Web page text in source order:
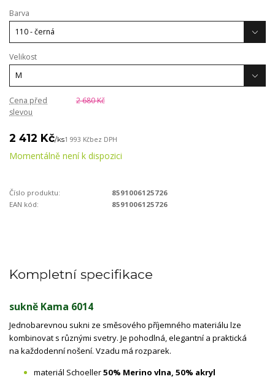
Barva
Velikost
Cena před
slevou
2 680 Kč
2 412 Kč/ks1 993 Kčbez DPH
Momentálně není k dispozici
Číslo produktu:
8591006125726
EAN kód:
8591006125726
Kompletní specifikace
sukně Kama 6014
Jednobarevnou sukni ze směsového příjemného materiálu lze
kombinovat s různými svetry. Je pohodlná, elegantní a praktická
na každodenní nošení. Vzadu má rozparek.
materiál Schoeller50% Merino vlna, 50% akryl